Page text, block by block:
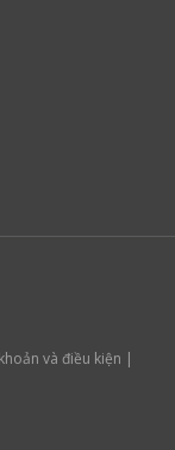
và điều kiện |